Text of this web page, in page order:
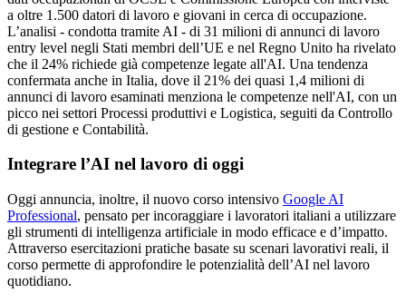
a oltre 1.500 datori di lavoro e giovani in cerca di occupazione.
L’analisi - condotta tramite AI - di 31 milioni di annunci di lavoro
entry level negli Stati membri dell’UE e nel Regno Unito ha rivelato
che il 24% richiede già competenze legate all'AI. Una tendenza
confermata anche in Italia, dove il 21% dei quasi 1,4 milioni di
annunci di lavoro esaminati menziona le competenze nell'AI, con un
picco nei settori Processi produttivi e Logistica, seguiti da Controllo
di gestione e Contabilità.
Integrare l’AI nel lavoro di oggi
Oggi annuncia, inoltre, il nuovo corso intensivo Google AI
Professional, pensato per incoraggiare i lavoratori italiani a utilizzare
gli strumenti di intelligenza artificiale in modo efficace e d’impatto.
Attraverso esercitazioni pratiche basate su scenari lavorativi reali, il
corso permette di approfondire le potenzialità dell’AI nel lavoro
quotidiano.